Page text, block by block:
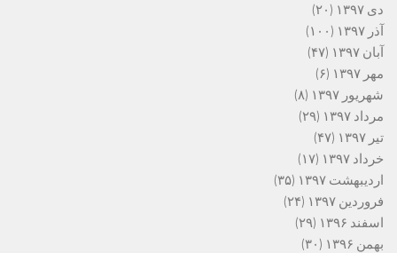
دی ۱۳۹۷
(۲۰)
آذر ۱۳۹۷
(۱۰۰)
آبان ۱۳۹۷
(۴۷)
مهر ۱۳۹۷
(۶)
شهریور ۱۳۹۷
(۸)
مرداد ۱۳۹۷
(۲۹)
تیر ۱۳۹۷
(۴۷)
خرداد ۱۳۹۷
(۱۷)
اردیبهشت ۱۳۹۷
(۳۵)
فروردین ۱۳۹۷
(۲۴)
اسفند ۱۳۹۶
(۲۹)
بهمن ۱۳۹۶
(۳۰)